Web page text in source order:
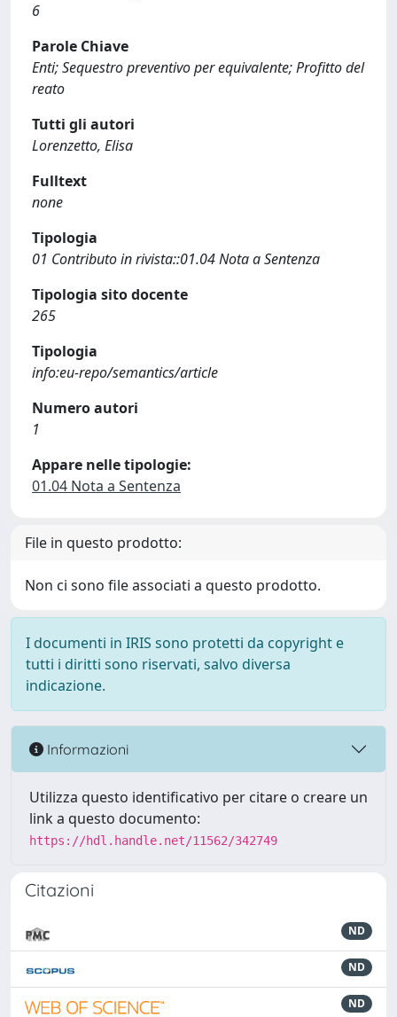
6
Parole Chiave
Enti; Sequestro preventivo per equivalente; Profitto del
reato
Tutti gli autori
Lorenzetto, Elisa
Fulltext
none
Tipologia
01 Contributo in rivista::01.04 Nota a Sentenza
Tipologia sito docente
265
Tipologia
info:eu-repo/semantics/article
Numero autori
1
Appare nelle tipologie:
01.04 Nota a Sentenza
File in questo prodotto:
Non ci sono file associati a questo prodotto.
I documenti in IRIS sono protetti da copyright e
tutti i diritti sono riservati, salvo diversa
indicazione.
Informazioni
Utilizza questo identificativo per citare o creare un
link a questo documento:
https://hdl.handle.net/11562/342749
Citazioni
ND
ND
ND